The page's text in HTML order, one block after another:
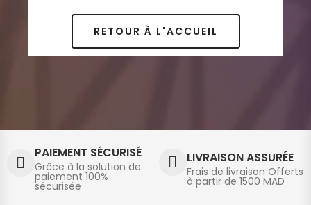
RETOUR À L'ACCUEIL
PAIEMENT SÉCURISÉ
Grâce à la solution de
paiement 100%
sécurisée
LIVRAISON ASSURÉE
Frais de livraison Offerts
à partir de 1500 MAD